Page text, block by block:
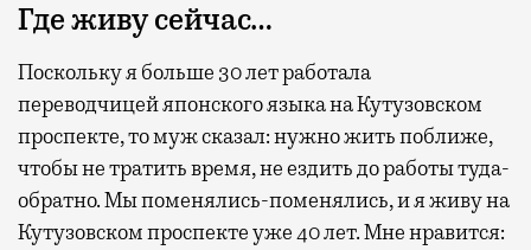
Где живу сейчас…
Поскольку я больше 30 лет работала
переводчицей японского языка на Кутузовском
проспекте, то муж сказал: нужно жить поближе,
чтобы не тратить время, не ездить до работы туда-
обратно. Мы поменялись-поменялись, и я живу на
Кутузовском проспекте уже 40 лет. Мне нравится: